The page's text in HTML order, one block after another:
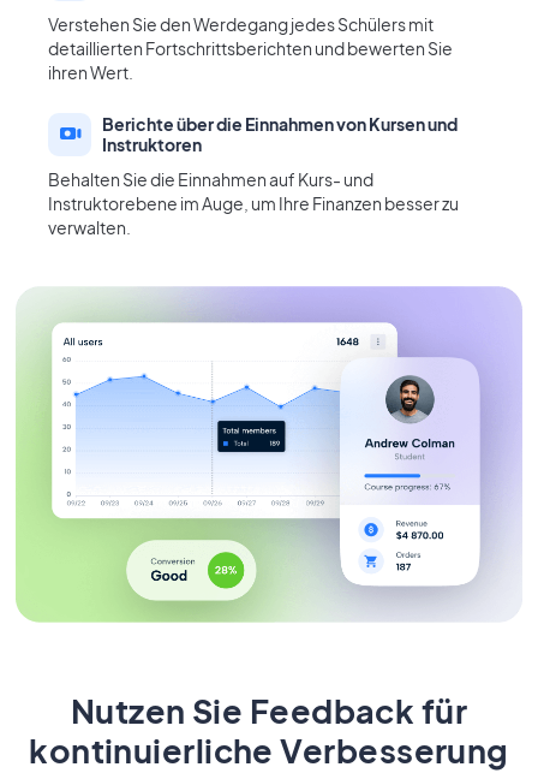
Verstehen Sie den Werdegang jedes Schülers mit
detaillierten Fortschrittsberichten und bewerten Sie
ihren Wert.
Berichte über die Einnahmen von Kursen und
Instruktoren
Behalten Sie die Einnahmen auf Kurs- und
Instruktorebene im Auge, um Ihre Finanzen besser zu
verwalten.
Nutzen Sie Feedback für
kontinuierliche Verbesserung